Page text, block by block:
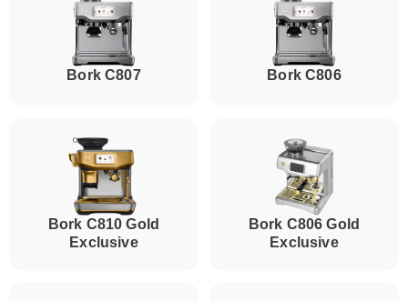
Bork C807 Bork C806
Bork C810 Gold
Exclusive
Bork C806 Gold
Exclusive